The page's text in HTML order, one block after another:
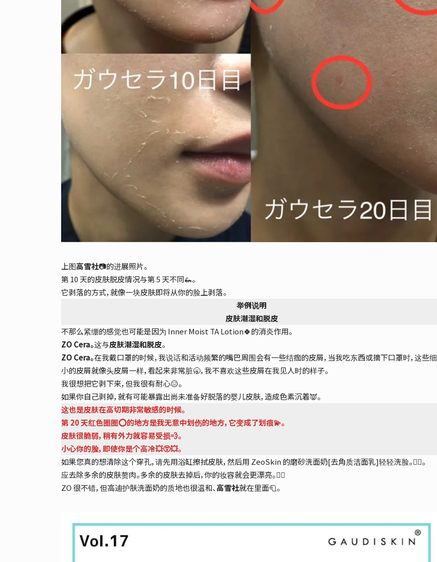
上图高雪社📷的进展照片。
第 10 天的皮肤脱皮情况与第 5 天不同🦗。
它剥落的方式，就像一块皮肤即将从你的脸上剥落。
举例说明
皮肤潮湿和脱皮
不那么紧绷的感觉也可能是因为 Inner Moist TA Lotion🍀的消炎作用。
ZO Cera。这与皮肤潮湿和脱皮。
ZO Cera。在我戴口罩的时候，我说话和活动频繁的嘴巴周围会有一些结痂的皮屑，当我吃东西或摘下口罩时，这些细
小的皮屑就像头皮屑一样，看起来非常脏🥱，我不喜欢这些皮屑在我见人时的样子。
我很想把它剥下来，但我很有耐心😑。
如果你自己剥掉，就有可能暴露出尚未准备好脱落的婴儿皮肤，造成色素沉着👿。
这也是皮肤在高切期非常敏感的时候。
第 20 天红色圈圈⭕的地方是我无意中划伤的地方，它变成了划痕💫。
皮肤很脆弱，稍有外力就容易受损💨。
小心你的脸，即使你是个高冷💥😵💥。
如果您真的想清除这个穿孔，请先用浴缸擦拭皮肤，然后用 ZeoSkin 的磨砂洗面奶[去角质洁面乳]轻轻洗脸。👩‍⚕️。
应去除多余的皮肤赘肉。多余的皮肤去掉后，你的妆容就会更漂亮。🤸‍♀️
ZO 很不错，但高迪护肤洗面奶的质地也很温和、高雪社就在里面🧻。